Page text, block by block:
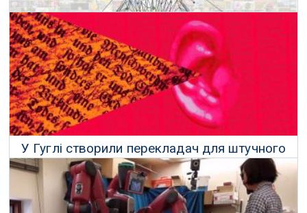
Ера глибокого навчання добігає кінця
28 Січня 2019 р.
У Гуглі створили перекладач для штучного
інтелекту
12 Січня 2019 р.